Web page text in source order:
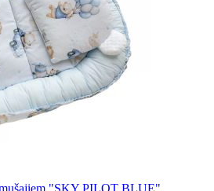
"SKY PILOT BLUE"